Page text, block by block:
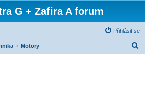
G + Zafira A forum
Přihlásit se
Motory